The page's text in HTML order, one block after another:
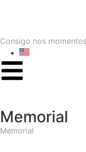
Consigo nos
Memorial
Memorial